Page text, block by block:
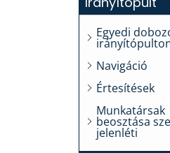
Egyedi
Navigáció
Értesítések
Munkatársak
beosztása
jelenléti